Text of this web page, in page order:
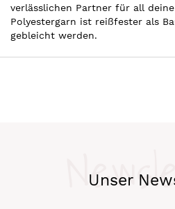
verlässlichen Partner für all
Polyestergarn ist reißfester als
gebleicht werden.
Unser